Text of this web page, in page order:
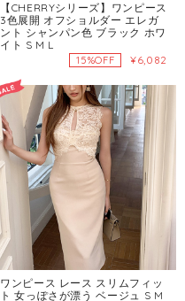
【CHERRYシリーズ】ワンピース
3色展開 オフショルダー エレガ
ント シャンパン色 ブラック ホワ
イト S M L
15%OFF ¥6,082
ワンピース レース スリムフィッ
ト 女っぽさが漂う ベージュ S M